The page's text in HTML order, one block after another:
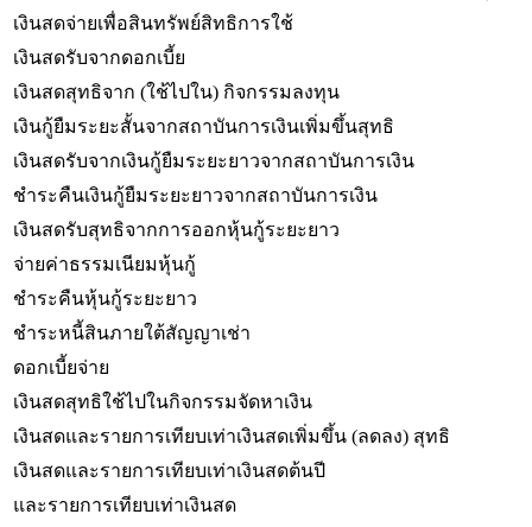
เงินสดจ่ายเพื่อสินทรัพย์สิทธิการใช้
เงินสดรับจากดอกเบี้ย
เงินสดสุทธิจาก (ใช้ไปใน) กิจกรรมลงทุน
เงินกู้ยืมระยะสั้นจากสถาบันการเงินเพิ่มขึ้นสุทธิ
เงินสดรับจากเงินกู้ยืมระยะยาวจากสถาบันการเงิน
ชำระคืนเงินกู้ยืมระยะยาวจากสถาบันการเงิน
เงินสดรับสุทธิจากการออกหุ้นกู้ระยะยาว
จ่ายค่าธรรมเนียมหุ้นกู้
ชำระคืนหุ้นกู้ระยะยาว
ชำระหนี้สินภายใต้สัญญาเช่า
ดอกเบี้ยจ่าย
เงินสดสุทธิใช้ไปในกิจกรรมจัดหาเงิน
เงินสดและรายการเทียบเท่าเงินสดเพิ่มขึ้น (ลดลง) สุทธิ
เงินสดและรายการเทียบเท่าเงินสดต้นปี
และรายการเทียบเท่าเงินสด